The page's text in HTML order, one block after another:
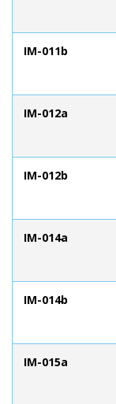
IM-011b
IM-012a
IM-012b
IM-014a
IM-014b
IM-015a